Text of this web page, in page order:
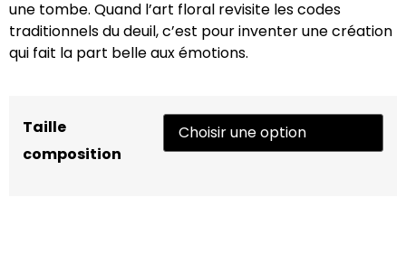
une tombe. Quand l’art floral revisite les codes
traditionnels du deuil, c’est pour inventer une création
qui fait la part belle aux émotions.
Taille
composition